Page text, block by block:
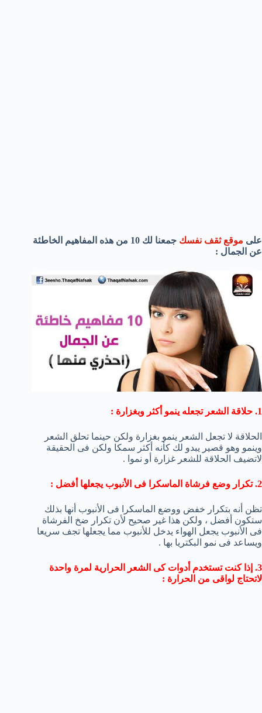
على موقع ثقف نفسك
جمعنا لك 10 من هذه المفاهيم الخاطئة
عن الجمال :
1. حلاقة الشعر تجعله ينمو أكثر وبغزارة :
الحلاقة لا تجعل الشعر ينمو بغزارة ولكن حينما تحلق الشعر
وينمو وهو قصير يبدو لك كأنه أكثر سمكا ولكن فى الحقيقة
لاتضيف الحلاقة للشعر غزارة أو نموا .
2. تكرار وضع فرشاة الماسكرا فى الأنبوب يجعلها أفضل :
تظن أنه بتكرار خفض ووضع الماسكرا فى الأنبوب أنها بذلك
ستكون أفضل ، ولكن هذا غير صحيح لأن تكرار ضخ الفرشاة
فى الأنبوب يجعل الهواء يدخل للأنبوب مما يجعلها تجف سريعا
ويساعد فى نمو البكتريا بها .
3. إذا كنت تستخدم أدوات كى الشعر الحرارية لمرة واحدة
لاتحتاج لواقى من الحرارة :